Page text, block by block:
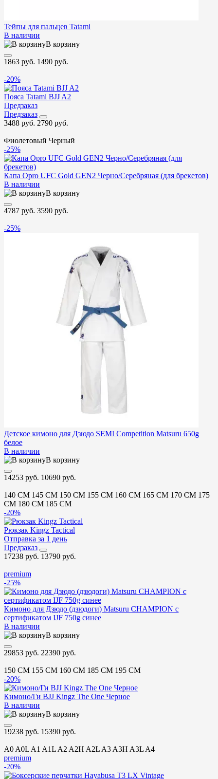
Тейпы для пальцев Tatami
В наличии
В корзину
1863 руб. 1490 руб.
-20%
Пояса Tatami BJJ A2
Предзаказ
Предзаказ
3488 руб. 2790 руб.
Фиолетовый Черный
-25%
Капа Opro UFC Gold GEN2 Черно/Серебряная (для брекетов)
В наличии
В корзину
4787 руб. 3590 руб.
-25%
Детское кимоно для Дзюдо SEMI Competition Matsuru 650g
белое
В наличии
В корзину
14253 руб. 10690 руб.
140 CM 145 CM 150 CM 155 CM 160 CM 165 CM 170 CM 175
CM 180 CM 185 CM
-20%
Рюкзак Kingz Tactical
Отправка за 1 день
Предзаказ
17238 руб. 13790 руб.
premium
-25%
Кимоно для Дзюдо (дзюдоги) Matsuru CHAMPION с
сертификатом IJF 750g синее
В наличии
В корзину
29853 руб. 22390 руб.
150 CM 155 CM 160 CM 185 CM 195 CM
-20%
Кимоно/Ги BJJ Kingz The One Черное
В наличии
В корзину
19238 руб. 15390 руб.
A0 A0L A1 A1L A2 A2H A2L A3 A3H A3L A4
premium
-20%